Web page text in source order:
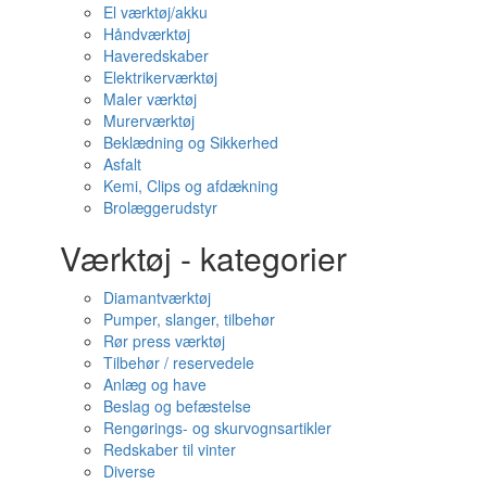
El værktøj/akku
Håndværktøj
Haveredskaber
Elektrikerværktøj
Maler værktøj
Murerværktøj
Beklædning og Sikkerhed
Asfalt
Kemi, Clips og afdækning
Brolæggerudstyr
Værktøj - kategorier
Diamantværktøj
Pumper, slanger, tilbehør
Rør press værktøj
Tilbehør / reservedele
Anlæg og have
Beslag og befæstelse
Rengørings- og skurvognsartikler
Redskaber til vinter
Diverse